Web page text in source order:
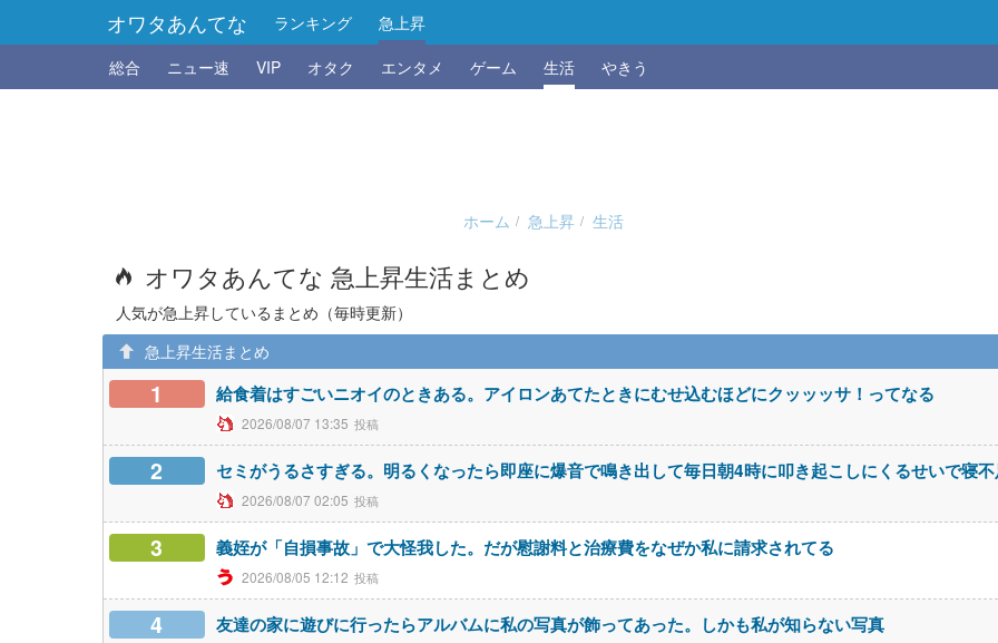
オワタあんてな ランキング
急上昇
総合
ニュー速 VIP オタク エンタメ ゲーム 生活 やきう
ホーム 急上昇 生活
オワタあんてな 急上昇生活まとめ
人気が急上昇しているまとめ（毎時更新）
急上昇生活まとめ
1 給食着はすごいニオイのときある。アイロンあてたときにむせ込むほどにクッッッサ！ってなる
2026/08/07 13:35
2 セミがうるさすぎる。明るくなったら即座に爆音で鳴き出して毎日朝4時に叩き起こしにくるせいで寝
2026/08/07 02:05
3 義姪が「自損事故」で大怪我した。だが慰謝料と治療費をなぜか私に請求されてる
2026/08/05 12:12
4 友達の家に遊びに行ったらアルバムに私の写真が飾ってあった。しかも私が知らない写真